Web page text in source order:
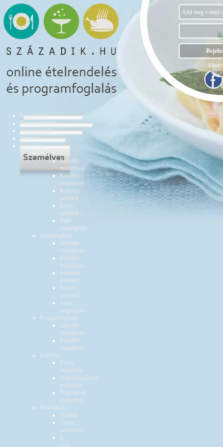
Ételrendelés
Programfoglalás
Asztalfoglalás
Éttermek
Személyes
Ételrendelés
Aktuális
rendelések
Korábbi
rendelések
Kedvenc
szállítók
Kizárt
szállítók
Saját
megjegyzés
Asztalfoglalás
Aktuális
foglalások
Korábbi
foglalások
Kedvenc
éttermek
Kizárt
éttermek
Saját
megjegyzés
Programfoglalás
Aktuális
foglalások
Korábbi
foglalások
Értékelés
Ételek
értékelése
Asztalfoglalások
értékelése
Programok
értékelése
Beállítások
Adatok
Átvett
accountok
E-
mail